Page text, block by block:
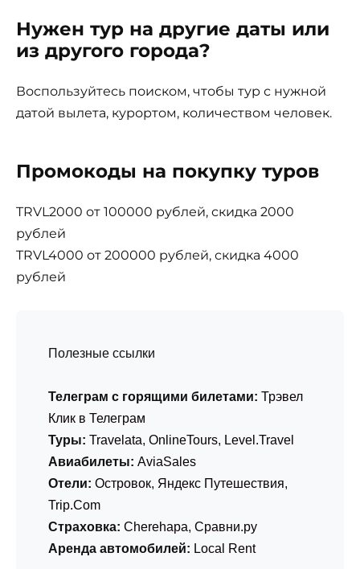
Нужен тур на другие даты или
из другого города?
Воспользуйтесь поиском, чтобы тур с нужной
датой вылета, курортом, количеством человек.
Промокоды на покупку туров
TRVL2000 от 100000 рублей, скидка 2000
рублей
TRVL4000 от 200000 рублей, скидка 4000
рублей
Полезные ссылки
Телеграм с горящими билетами: Трэвел
Клик в Телеграм
Туры: Travelata, OnlineTours, Level.Travel
Авиабилеты: AviaSales
Отели: Островок, Яндекс Путешествия,
Trip.Com
Страховка: Cherehapa, Сравни.ру
Аренда автомобилей: Local Rent